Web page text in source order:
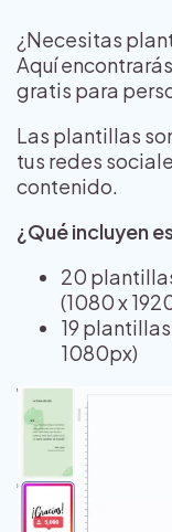
¿Necesitas
Aquí
gratis para
Las plantillas
tus redes
contenido.
¿Qué incluyen
20
(1080 x
19
1080px)